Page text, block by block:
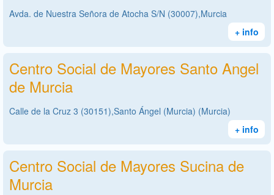
Avda. de Nuestra Señora de Atocha S/N (30007),Murcia
+ info
Centro Social de Mayores Santo Angel
de Murcia
Calle de la Cruz 3 (30151),Santo Ángel (Murcia) (Murcia)
+ info
Centro Social de Mayores Sucina de
Murcia